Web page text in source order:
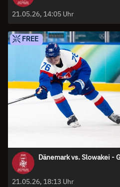
21.05.26, 14:05 Uhr
FREE
Dänemark vs. Slowakei -
21.05.26, 18:13 Uhr